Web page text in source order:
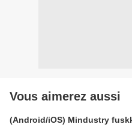
Vous aimerez aussi
(Android/iOS) Mindustry